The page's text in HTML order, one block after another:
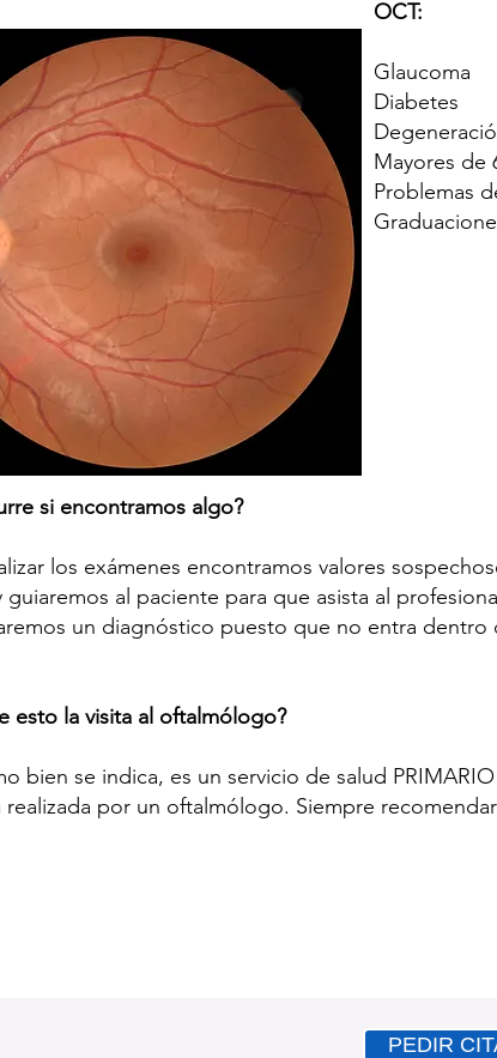
OCT:
Glaucoma
Diabetes
Mayores de
Problemas
si encontramos algo?
los exámenes encontramos valores
guiaremos al paciente para que asista al
un diagnóstico puesto que no entra dentro
esto la visita al oftalmólogo?
bien se indica, es un servicio de salud
por un oftalmólogo. Siempre
PEDIR